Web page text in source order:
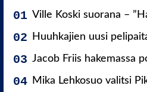
Ville Koski suorana –
Huuhkajien uusi
Jacob Friis hakemassa
Mika Lehkosuo valitsi